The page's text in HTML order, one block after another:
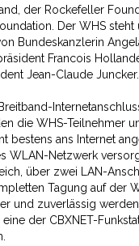
der Rockefeller
Der WHS steht
Bundeskanzlerin
Francois
Jean-Claude Juncker.
die WHS-Teilnehmer
bestens ans Internet
WLAN-Netzwerk
über zwei LAN-
Tagung auf der
und zuverlässig
der CBXNET-